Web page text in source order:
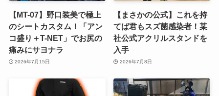
【MT-07】野口装美で極上
のシートカスタム！「アン
コ盛り＋T-NET」でお尻の
痛みにサヨナラ
2026年7月15日
【まさかの公式】これを持
てば君もスズ菌感染者！某
社公式アクリルスタンドを
入手
2026年7月8日